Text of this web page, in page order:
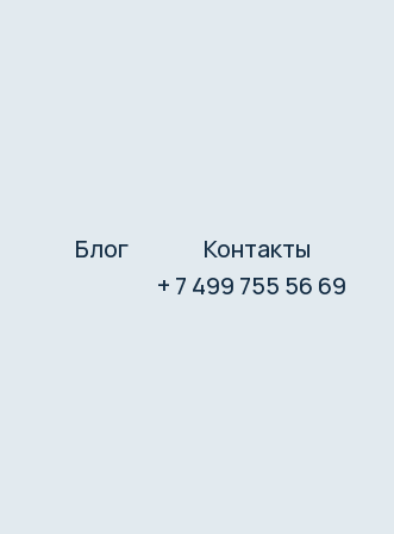
Блог
Контакты
+ 7 499 755 56 69